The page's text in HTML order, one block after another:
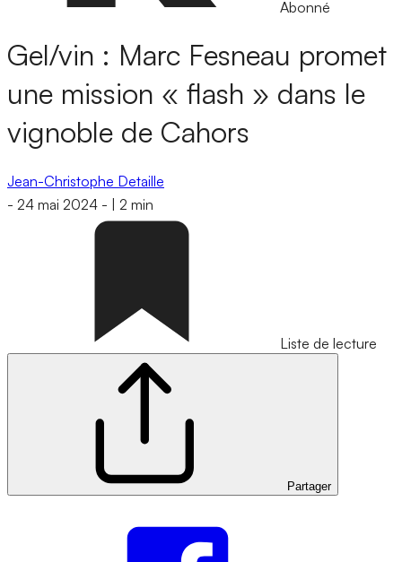
Abonné
Gel/vin : Marc Fesneau promet
une mission « flash » dans le
vignoble de Cahors
Jean-Christophe Detaille
- 24 mai 2024 - 2 min
Liste de lecture
Partager